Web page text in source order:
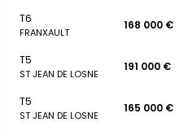
T6
FRANXAULT
168 000 €
T5
ST JEAN DE LOSNE
191 000 €
T5
ST JEAN DE LOSNE
165 000 €